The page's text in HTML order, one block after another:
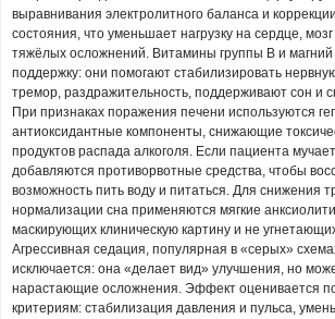
выравнивания электролитного баланса и
состояния, что уменьшает нагрузку на сердце,
тяжёлых осложнений. Витамины группы B и магний
поддержку: они помогают стабилизировать
тремор, раздражительность, поддерживают сон и
При признаках поражения печени используются
антиоксидантные компоненты, снижающие
продуктов распада алкоголя. Если пациента
добавляются противорвотные средства, чтобы
возможность пить воду и питаться. Для снижения
нормализации сна применяются мягкие
маскирующих клиническую картину и не
Агрессивная седация, популярная в «серых»
исключается: она «делает вид» улучшения, но
нарастающие осложнения. Эффект оценивается
критериям: стабилизация давления и пульса,